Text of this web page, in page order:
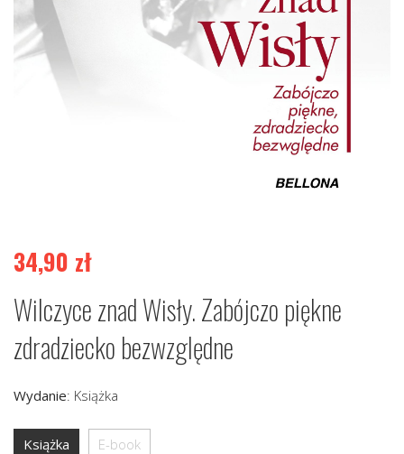
34,90 zł
Wilczyce znad Wisły. Zabójczo piękne
zdradziecko bezwzględne
Wydanie: Książka
Książka E-book